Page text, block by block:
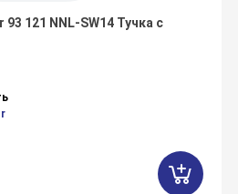
121 NNL-SW14 Тучка с